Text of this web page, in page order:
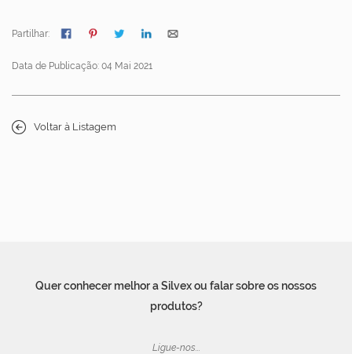
Partilhar:
Data de Publicação: 04 Mai 2021
Voltar à Listagem
Quer conhecer melhor a Silvex ou falar sobre os nossos
produtos?
Ligue-nos...